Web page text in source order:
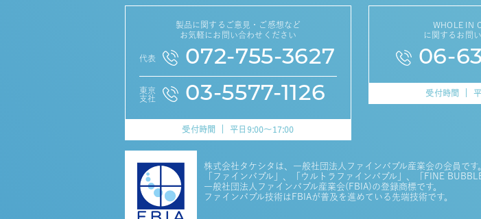
製品に関するご意見・ご感想など
お気軽にお問い合わせください
代表 072-755-3627
東京
支社
03-5577-1126
受付時間 平日9:00～17:00
WHOLE IN
に関するお問
06-
受付時間
株式会社タケシタは、一般社団法人ファインバブル産業会の会員です
「ファインバブル」、「ウルトラファインバブル」、「FINE
一般社団法人ファインバブル産業会(FBIA)の登録商標です。
ファインバブル技術はFBIAが普及を進めている先端技術です。